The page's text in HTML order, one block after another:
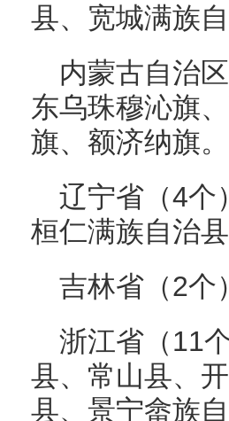
县、宽城满族自
内蒙古自治
东乌珠穆沁旗
旗、额济纳旗。
辽宁省（4个
桓仁满族自治
吉林省（2个
浙江省（11
县、常山县、
县、景宁畲族自